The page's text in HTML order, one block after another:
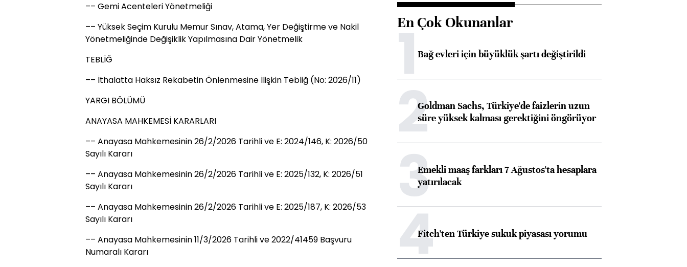
–– Gemi Acenteleri Yönetmeliği
–– Yüksek Seçim Kurulu Memur Sınav, Atama, Yer Değiştirme ve Nakil
Yönetmeliğinde Değişiklik Yapılmasına Dair Yönetmelik
TEBLİĞ
–– İthalatta Haksız Rekabetin Önlenmesine İlişkin Tebliğ (No: 2026/11)
YARGI BÖLÜMÜ
ANAYASA MAHKEMESİ KARARLARI
–– Anayasa Mahkemesinin 26/2/2026 Tarihli ve E: 2024/146, K: 2026/50
Sayılı Kararı
–– Anayasa Mahkemesinin 26/2/2026 Tarihli ve E: 2025/132, K: 2026/51
Sayılı Kararı
–– Anayasa Mahkemesinin 26/2/2026 Tarihli ve E: 2025/187, K: 2026/53
Sayılı Kararı
–– Anayasa Mahkemesinin 11/3/2026 Tarihli ve 2022/41459 Başvuru
Numaralı Kararı
En Çok Okunanlar
1Bağ evleri için büyüklük şartı değiştirildi
2Goldman Sachs, Türkiye'de faizlerin uzun
süre yüksek kalması gerektiğini öngörüyor
3Emekli maaş farkları 7 Ağustos'ta hesaplara
yatırılacak
4Fitch'ten Türkiye sukuk piyasası yorumu